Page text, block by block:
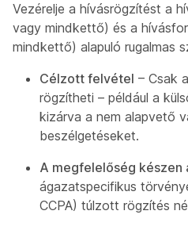
Vezérelje a hívásrögzítést a
vagy mindkettő) és a
mindkettő) alapuló rugalmas
Célzott felvétel – Csak
rögzítheti – például a
kizárva a nem alapvető
beszélgetéseket.
A megfelelőség készen
ágazatspecifikus
CCPA) túlzott rögzítés